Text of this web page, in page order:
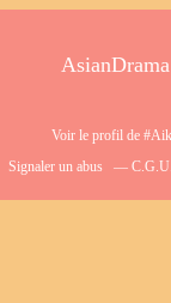
Voir le profil de
Signaler un abus
C.G.U.